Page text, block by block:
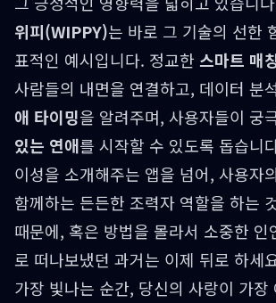
위피(WIPPY)는 바로 그 기술의 선한
표적인 예시입니다. 정교한 스마트 매
사람들의 내면을 연결하고, 데이터 분
애 타이밍을 알려주며, 사용자들이 궁
있는 연애를 시작할 수 있도록 돕습니
이성을 소개해주는 앱을 넘어, 사용자
함께하는 든든한 조력자 역할을 하는
때문에, 혹은 방법을 몰라서 소중한 인
로 떠나보냈던 과거는 이제 뒤로 하세
가장 빛나는 순간, 당신의 사랑이 가장